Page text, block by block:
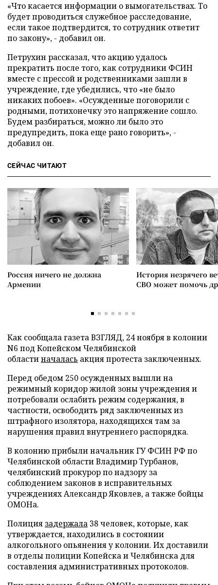
«Что касается информации о вымогательствах. То
будет проводиться служебное расследование,
если такое подтвердится, то сотрудник ответит
по закону», - добавил он.
Петрухин рассказал, что акцию удалось
прекратить после того, как сотрудники ФСИН
вместе с прессой и родственниками зашли в
учреждение, где убедились, что «не было
никаких побоев». «Осужденные поговорили с
родными, потихонечку это напряжение сошло.
Будем разбираться, можно ли было это
предупредить, пока еще рано говорить», -
добавил он.
СЕЙЧАС ЧИТАЮТ
Россия ничего не должна
Армении
История незрячего
СВО может помочь
Как сообщала газета ВЗГЛЯД, 24 ноября в колонии
N6 под Копейском Челябинской
областиначалась акция протеста заключенных.
Перед обедом 250 осужденных вышли на
режимный коридор жилой зоны учреждения и
потребовали ослабить режим содержания, в
частности, освободить ряд заключенных из
штрафного изолятора, находящихся там за
нарушения правил внутреннего распорядка.
В колонию прибыли начальник ГУ ФСИН РФ по
Челябинской области Владимир Турбанов,
челябинский прокурор по надзору за
соблюдением законов в исправительных
учреждениях Александр Яковлев, а также бойцы
ОМОНа.
Полиция задержала 38 человек, которые, как
утверждается, находились в состоянии
алкогольного опьянения у колонии. Их доставили
в отделы полиции Копейска и Челябинска для
составления административных протоколов.